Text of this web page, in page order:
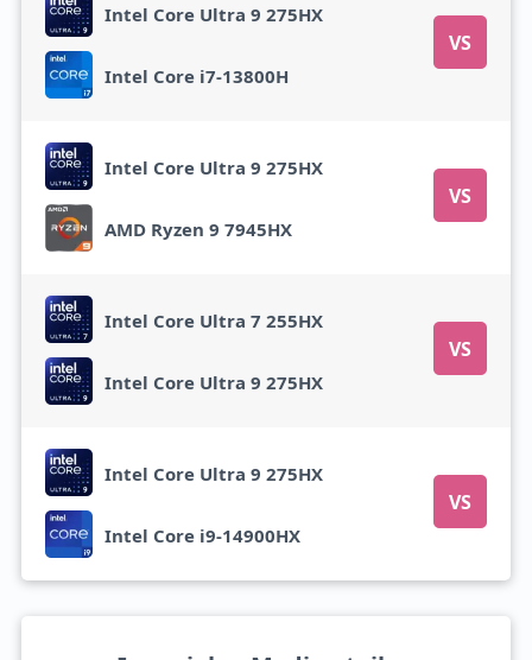
Intel Core Ultra 9 275HX
VS
Intel Core i7-13800H
Intel Core Ultra 9 275HX
VS
AMD Ryzen 9 7945HX
Intel Core Ultra 7 255HX
VS
Intel Core Ultra 9 275HX
Intel Core Ultra 9 275HX
VS
Intel Core i9-14900HX